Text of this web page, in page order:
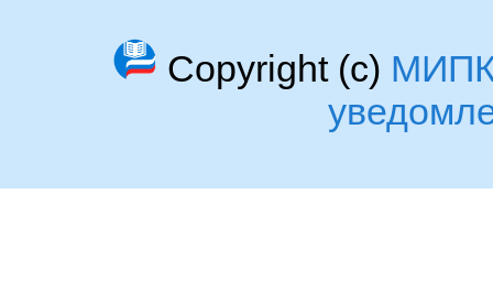
Copyright (c)